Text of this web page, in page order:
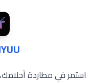
استمر في مطاردة